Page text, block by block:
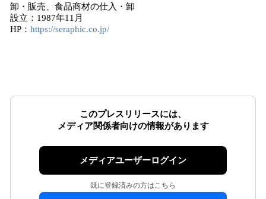
卸・販売、食品商材の仕入・卸
設立：1987年11月
HP： https://seraphic.co.jp/
このプレスリリースには、
メディア関係者向けの情報があります
メディアユーザーログイン
既に登録済みの方はこちら